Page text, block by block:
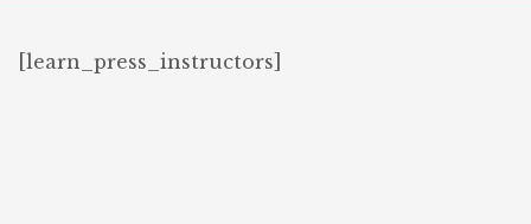
[learn_press_instructors]